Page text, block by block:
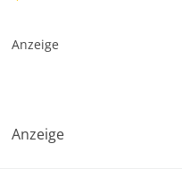
Anzeige
Anzeige